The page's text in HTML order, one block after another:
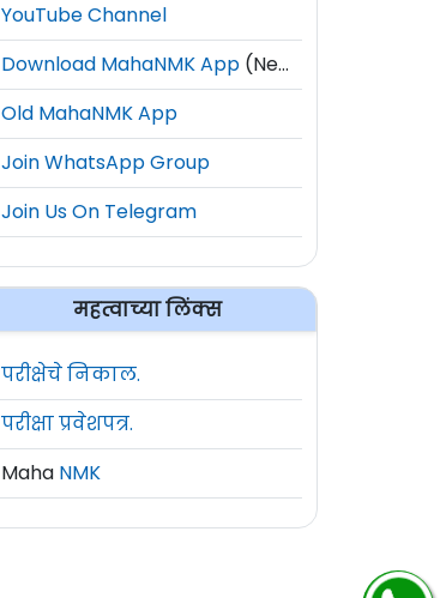
YouTube Channel
Download MahaNMK App (New)
Old MahaNMK App
Join WhatsApp Group
Join Us On Telegram
महत्वाच्या लिंक्स
परीक्षेचे निकाल.
परीक्षा प्रवेशपत्र.
Maha NMK